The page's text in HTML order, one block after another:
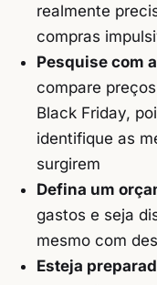
realmente
compras
Pesquise com
compare
Black Friday,
identifique as
surgirem
Defina um
gastos e seja
mesmo com
Esteja